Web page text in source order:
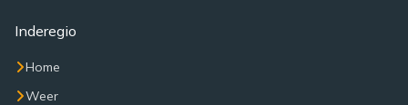
Inderegio
Home
Weer